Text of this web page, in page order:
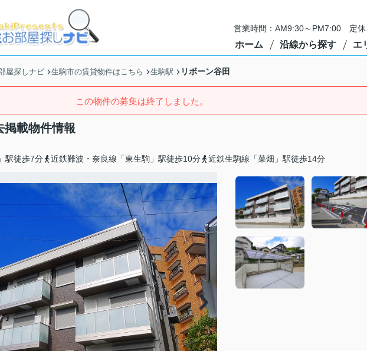
営業時間：AM9:30～PM7:00 定休
ホーム 沿線から探す エ
屋探しナビ 生駒市の賃貸物件はこちら 生駒駅 リボーン谷田
この物件の募集は終了しました。
掲載物件情報
駅徒歩7分
近鉄難波・奈良線「東生駒」駅徒歩10分 近鉄生駒線「菜畑」駅徒歩14分